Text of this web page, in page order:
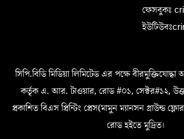
ফেসবুকঃ
সিপি.বিডি মিডিয়া লিমিটেড এর পক্ষে
কর্তৃক এ. আর. টাওয়ার, রোড #০১, সেক্টর#১২,
প্রকাশিত বিএস প্রিন্টিং প্রেস(মামুন ম্যানসন গ্রাউন্ড
রোড হইতে মুদ্রিত।